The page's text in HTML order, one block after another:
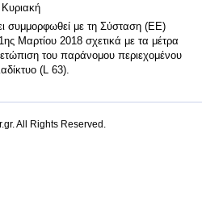
Κυριακή
συμμορφωθεί με τη Σύσταση (ΕΕ)
Μαρτίου 2018 σχετικά με τα μέτρα
του παράνομου περιεχομένου
(L 63).
All Rights Reserved.